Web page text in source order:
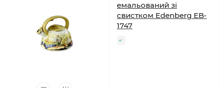
емальований зі
свистком Edenberg EB-
1747